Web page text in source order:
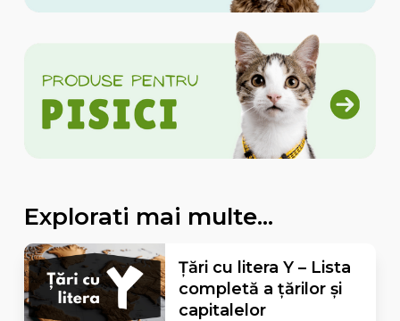
Explorati mai multe...
Țări cu litera Y – Lista
completă a țărilor și
capitalelor